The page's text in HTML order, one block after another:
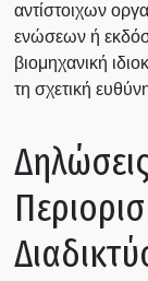
αντίστοιχων
ενώσεων ή
βιομηχανική
τη σχετική